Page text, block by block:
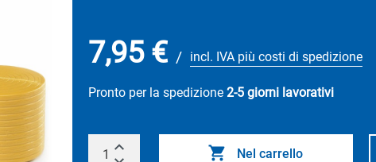
7,95 € / incl. IVA più costi di spedizione
Pronto per la spedizione 2-5 giorni lavorativi
Nel carrello